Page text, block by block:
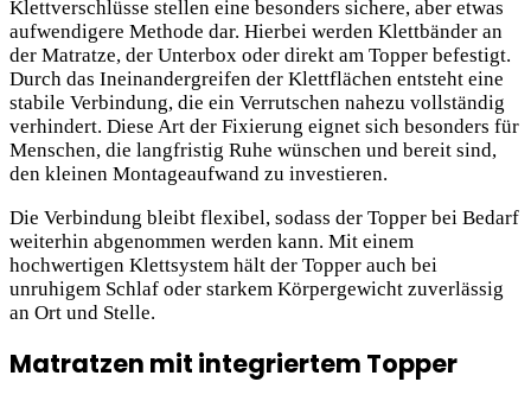
Klettverschlüsse stellen eine besonders sichere, aber etwas
aufwendigere Methode dar. Hierbei werden Klettbänder an
der Matratze, der Unterbox oder direkt am Topper befestigt.
Durch das Ineinandergreifen der Klettflächen entsteht eine
stabile Verbindung, die ein Verrutschen nahezu vollständig
verhindert. Diese Art der Fixierung eignet sich besonders für
Menschen, die langfristig Ruhe wünschen und bereit sind,
den kleinen Montageaufwand zu investieren.
Die Verbindung bleibt flexibel, sodass der Topper bei Bedarf
weiterhin abgenommen werden kann. Mit einem
hochwertigen Klettsystem hält der Topper auch bei
unruhigem Schlaf oder starkem Körpergewicht zuverlässig
an Ort und Stelle.
Matratzen mit integriertem Topper